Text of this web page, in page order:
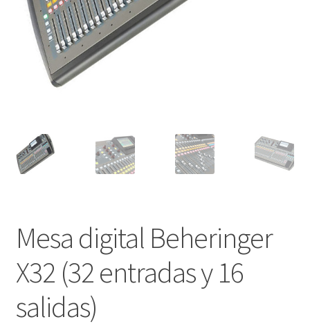
Mesa digital Beheringer
X32 (32 entradas y 16
salidas)